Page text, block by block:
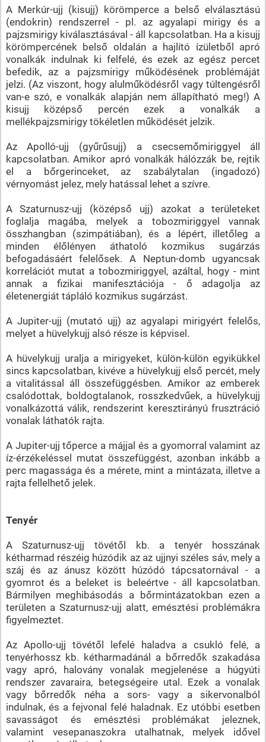
A Merkúr-ujj (kisujj) körömperce a belső elválasztású
(endokrin) rendszerrel - pl. az agyalapi mirigy és a
pajzsmirigy kiválasztásával - áll kapcsolatban. Ha a kisujj
körömpercének belső oldalán a hajlító ízületből apró
vonalkák indulnak ki felfelé, és ezek az egész percet
befedik, az a pajzsmirigy működésének problémáját
jelzi. (Az viszont, hogy alulműködésről vagy túltengésről
van-e szó, e vonalkák alapján nem állapítható meg!) A
kisujj középső percén ezek a vonalkák a
mellékpajzsmirigy tökéletlen működését jelzik.
Az Apolló-ujj (gyűrűsujj) a csecsemőmiriggyel áll
kapcsolatban. Amikor apró vonalkák hálózzák be, rejtik
el a bőrgerinceket, az szabálytalan (ingadozó)
vérnyomást jelez, mely hatással lehet a szívre.
A Szaturnusz-ujj (középső ujj) azokat a területeket
foglalja magába, melyek a tobozmiriggyel vannak
összhangban (szimpátiában), és a lépért, illetőleg a
minden élőlényen áthatoló kozmikus sugárzás
befogadásáért felelősek. A Neptun-domb ugyancsak
korrelációt mutat a tobozmiriggyel, azáltal, hogy - mint
annak a fizikai manifesztációja - ő adagolja az
életenergiát tápláló kozmikus sugárzást.
A Jupiter-ujj (mutató ujj) az agyalapi mirigyért felelős,
melyet a hüvelykujj alsó része is képvisel.
A hüvelykujj uralja a mirigyeket, külön-külön egyikükkel
sincs kapcsolatban, kivéve a hüvelykujj első percét, mely
a vitalitással áll összefüggésben. Amikor az emberek
csalódottak, boldogtalanok, rosszkedvűek, a hüvelykujj
vonalkázottá válik, rendszerint keresztirányú frusztráció
vonalak láthatók rajta.
A Jupiter-ujj tőperce a májjal és a gyomorral valamint az
íz-érzékeléssel mutat összefüggést, azonban inkább a
perc magassága és a mérete, mint a mintázata, illetve a
rajta fellelhető jelek.
Tenyér
A Szaturnusz-ujj tövétől kb. a tenyér hosszának
kétharmad részéig húzódik az az ujjnyi széles sáv, mely a
száj és az ánusz között húzódó tápcsatornával - a
gyomrot és a beleket is beleértve - áll kapcsolatban.
Bármilyen meghibásodás a bőrmintázatokban ezen a
területen a Szaturnusz-ujj alatt, emésztési problémákra
figyelmeztet.
Az Apollo-ujj tövétől lefelé haladva a csukló felé, a
tenyérhossz kb. kétharmadánál a bőrredők szakadása
vagy apró, halovány vonalak megjelenése a húgyúti
rendszer zavaraira, betegségeire utal. Ezek a vonalak
vagy bőrredők néha a sors- vagy a sikervonalból
indulnak, és a fejvonal felé haladnak. Ez utóbbi esetben
savasságot és emésztési problémákat jeleznek,
valamint vesepanaszokra utalhatnak, melyek idővel